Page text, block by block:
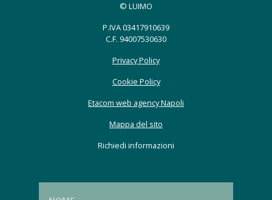
© LUIMO
P.IVA 03417910639
C.F. 94007530630
Privacy Policy
Cookie Policy
Etacom web agency Napoli
Mappa del sito
Richiedi informazioni